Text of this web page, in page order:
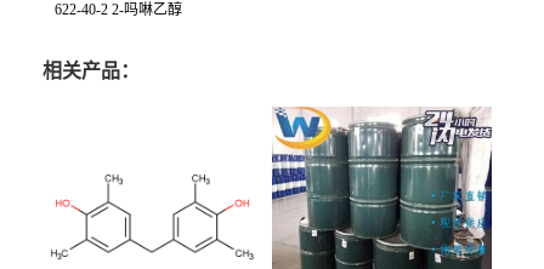
622-40-2 2-吗啉乙醇
相关产品：